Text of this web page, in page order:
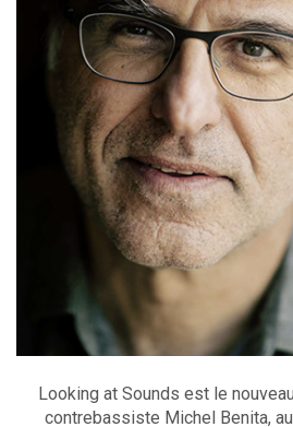
Looking at Sounds est le
contrebassiste Michel Benita,